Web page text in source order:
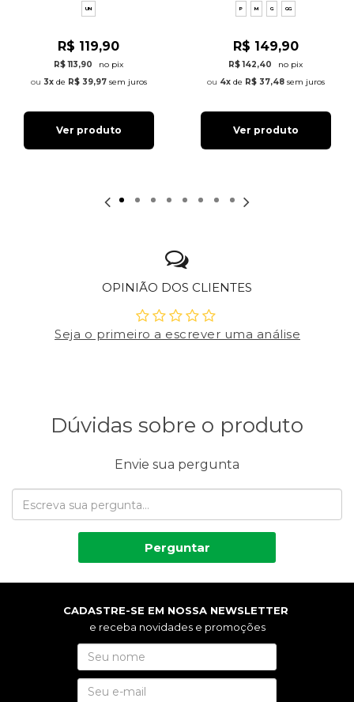
UN
R$ 119,90
R$ 113,90
no pix
3xde R$ 39,97sem juros
Ver produto
P M G GG
R$ 149,90
R$ 142,40
no pix
4xde R$ 37,48sem juros
Ver produto
OPINIÃO DOS CLIENTES
Seja o primeiro a escrever uma análise
Dúvidas sobre o produto
Envie sua pergunta
Perguntar
CADASTRE-SE EM NOSSA NEWSLETTER
e receba novidades e promoções